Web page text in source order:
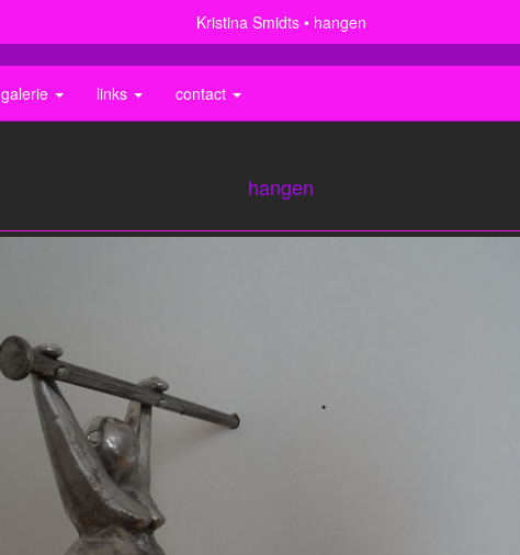
Kristina Smidts hangen
galerie links contact
hangen